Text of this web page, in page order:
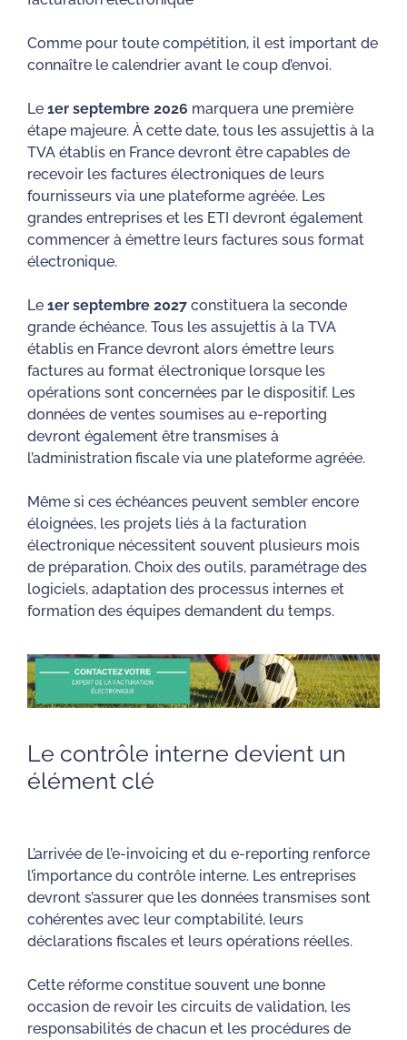
Comme pour toute compétition, il est important de
connaître le calendrier avant le coup d’envoi.
Le 1er septembre 2026 marquera une première
étape majeure. À cette date, tous les assujettis à la
TVA établis en France devront être capables de
recevoir les factures électroniques de leurs
fournisseurs via une plateforme agréée. Les
grandes entreprises et les ETI devront également
commencer à émettre leurs factures sous format
électronique.
Le 1er septembre 2027 constituera la seconde
grande échéance. Tous les assujettis à la TVA
établis en France devront alors émettre leurs
factures au format électronique lorsque les
opérations sont concernées par le dispositif. Les
données de ventes soumises au e-reporting
devront également être transmises à
l’administration fiscale via une plateforme agréée.
Même si ces échéances peuvent sembler encore
éloignées, les projets liés à la facturation
électronique nécessitent souvent plusieurs mois
de préparation. Choix des outils, paramétrage des
logiciels, adaptation des processus internes et
formation des équipes demandent du temps.
Le contrôle interne devient un
élément clé
L’arrivée de l’e-invoicing et du e-reporting renforce
l’importance du contrôle interne. Les entreprises
devront s’assurer que les données transmises sont
cohérentes avec leur comptabilité, leurs
déclarations fiscales et leurs opérations réelles.
Cette réforme constitue souvent une bonne
occasion de revoir les circuits de validation, les
responsabilités de chacun et les procédures de